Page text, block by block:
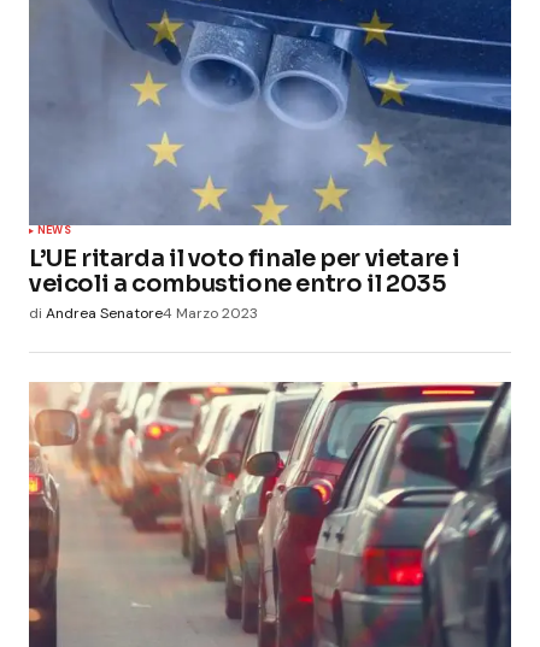
NEWS
L’UE ritarda il voto finale per vietare i
veicoli a combustione entro il 2035
di Andrea Senatore4 Marzo 2023